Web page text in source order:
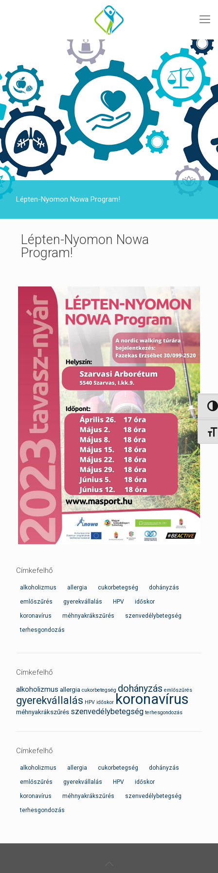
Lépten-Nyomon Nowa Program!
Lépten-Nyomon Nowa
Program!
Címkefelhő
alkoholizmus allergia cukorbetegség dohányzás
emlőszűrés gyerekvállalás HPV időskor
koronavírus méhnyakrákszűrés szenvedélybetegség
terhesgondozás
Címkefelhő
alkoholizmus allergia cukorbetegség dohányzás emlőszűrés
gyerekvállalás HPV időskor koronavírus
méhnyakrákszűrés szenvedélybetegség terhesgondozás
Címkefelhő
alkoholizmus allergia cukorbetegség dohányzás
emlőszűrés gyerekvállalás HPV időskor
koronavírus méhnyakrákszűrés szenvedélybetegség
terhesgondozás